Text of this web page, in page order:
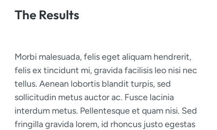
The Results
Morbi malesuada, felis eget aliquam hendrerit,
felis ex tincidunt mi, gravida facilisis leo nisi nec
tellus. Aenean lobortis blandit turpis, sed
sollicitudin metus auctor ac. Fusce lacinia
interdum metus. Pellentesque et quam nisi. Sed
fringilla gravida lorem, id rhoncus justo egestas